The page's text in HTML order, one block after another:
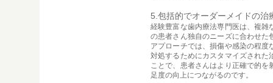
5.包括的でオーダーメイドの治
経験豊富な歯内療法専門医は、複
の患者さん独自のニーズに合わせ
アプローチでは、損傷や感染の程
対処するためにカスタマイズされ
ことで、患者さんはより正確で的
足度の向上につながるのです。